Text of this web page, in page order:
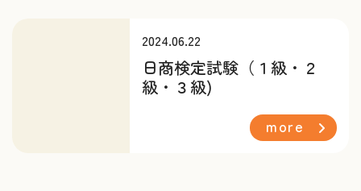
2024.06.22
日商検定試験（１級・２
級・３級)
more